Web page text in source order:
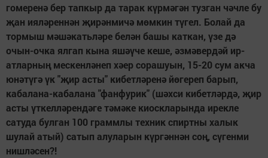
гомеренә бер тапкыр да тарак күрмәгән тузган чәчле бу
җан ияләреннән җирәнмичә мөмкин түгел. Болай да
тормыш мәшәкатьләре белән башы каткан, үзе дә
очын-очка ялгап кына яшәүче кеше, әзмәвердәй ир-
атларның мескенләнеп хәер сорашуын, 15-20 сум акча
юнәтүгә үк "җир асты" кибетләренә йөгереп барып,
кабалана-кабалана "фанфурик" (шәхси кибетләрдә, җир
асты үткелләрендәге тәмәке киоскларында ирекле
сатуда булган 100 граммлы техник спиртны халык
шулай атый) сатып алуларын күргәннән соң, сүгенми
нишләсен?!